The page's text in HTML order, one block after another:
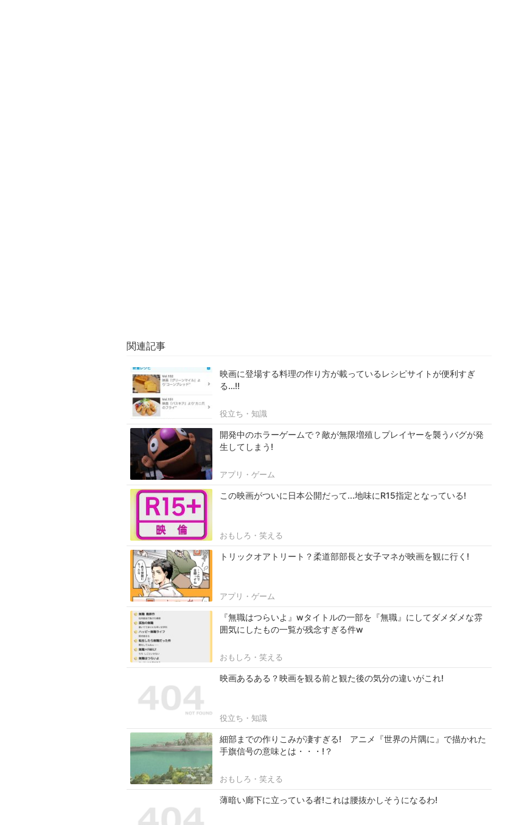
関連記事
映画に登場する料理の作り方が載っているレシピサイトが便利すぎ
る…!!
役立ち・知識
開発中のホラーゲームで？敵が無限増殖しプレイヤーを襲うバグが発
生してしまう!
アプリ・ゲーム
この映画がついに日本公開だって...地味にR15指定となっている!
おもしろ・笑える
トリックオアトリート？柔道部部長と女子マネが映画を観に行く!
アプリ・ゲーム
『無職はつらいよ』wタイトルの一部を『無職』にしてダメダメな雰
囲気にしたもの一覧が残念すぎる件w
おもしろ・笑える
映画あるある？映画を観る前と観た後の気分の違いがこれ!
役立ち・知識
細部までの作りこみが凄すぎる! アニメ『世界の片隅に』で描かれた
手旗信号の意味とは・・・!？
おもしろ・笑える
薄暗い廊下に立っている者!これは腰抜かしそうになるわ!